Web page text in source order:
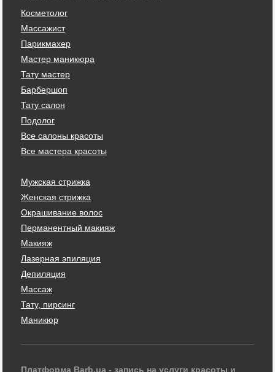
Косметолог
Массажист
Парикмахер
Мастер маникюра
Тату мастер
Барбершоп
Тату салон
Подолог
Все салоны красоты
Все мастера красоты
Мужская стрижка
Женская стрижка
Окрашивание волос
Перманентный макияж
Макияж
Лазерная эпиляция
Депиляция
Массаж
Тату, пирсинг
Маникюр
Платформа Barb.ua - запись на услуги красоты и